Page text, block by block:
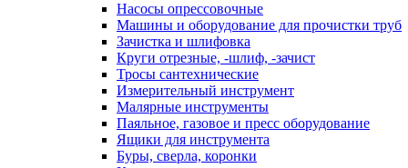
Насосы опрессовочные
Машины и оборудование для прочистки труб
Зачистка и шлифовка
Круги отрезные, -шлиф, -зачист
Тросы сантехнические
Измерительный инструмент
Малярные инструменты
Паяльное, газовое и пресс оборудование
Ящики для инструмента
Буры, сверла, коронки